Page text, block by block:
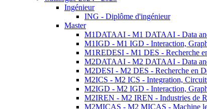
Ingénieur
ING - Diplôme d'ingénieur
Master
M1DATAAI - M1 DATAAI - Data
M1IGD - M1 IGD - Interaction,
M1REDESI - M1 DES - Recherche
M2DATAAI - M2 DATAAI - Data
M2DESI - M2 DES - Recherche en
M2ICS - M2 ICS - Integration,
M2IGD - M2 IGD - Interaction,
M2IREN - M2 IREN - Industries de
M2MICAS - M2 MICAS - Machine